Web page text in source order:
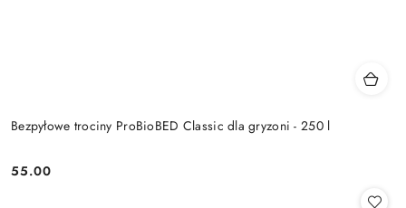
Bezpyłowe trociny ProBioBED Classic dla gryzoni - 250 l
Cena:
55.00